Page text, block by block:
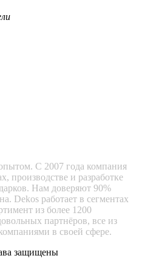
С 2007 года компания
производстве и разработке
Нам доверяют 90%
Dekos работает в сегментах
из более 1200
партнёров, все из
в своей сфере.
защищены